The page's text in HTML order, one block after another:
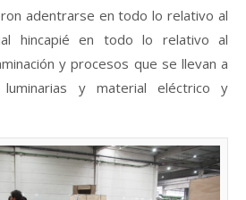
adentrarse en todo lo relativo al
hincapié en todo lo relativo al
y procesos que se llevan a
luminarias y material eléctrico y